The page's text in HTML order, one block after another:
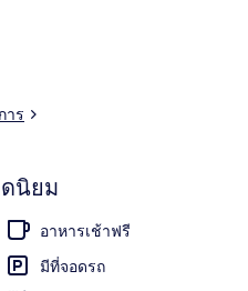
ใจสระว่ายน้ำและพนักงาน
าร
นิยม
อาหารเช้าฟรี
มีที่จอดรถ